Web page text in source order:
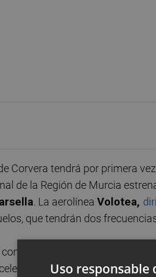
Corvera tendrá por primera
de la Región de Murcia
. La aerolínea Volotea,
que tendrán dos
de Presidencia y
este miércoles en el
Uso responsable